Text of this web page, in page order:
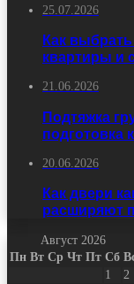
25.07.2026
Как
квартиры и
21.06.2026
Подтяжка
подготовка
20.06.2026
Как двери
расширяют
Август 2026
Пн Вт Ср Чт Пт Сб
1
2